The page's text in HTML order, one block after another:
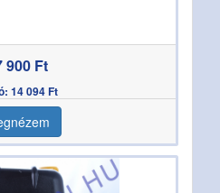
900 Ft
14 094 Ft